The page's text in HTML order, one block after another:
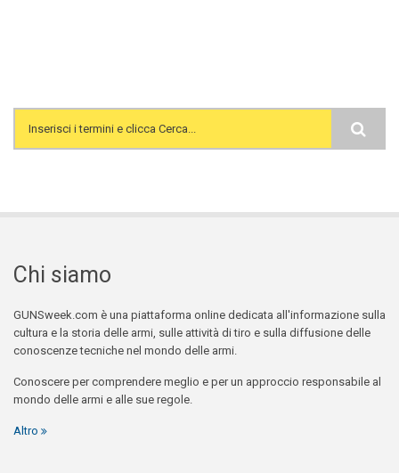
Search form
Chi siamo
GUNSweek.com è una piattaforma online dedicata all'informazione sulla
cultura e la storia delle armi, sulle attività di tiro e sulla diffusione delle
conoscenze tecniche nel mondo delle armi.
Conoscere per comprendere meglio e per un approccio responsabile al
mondo delle armi e alle sue regole.
Altro